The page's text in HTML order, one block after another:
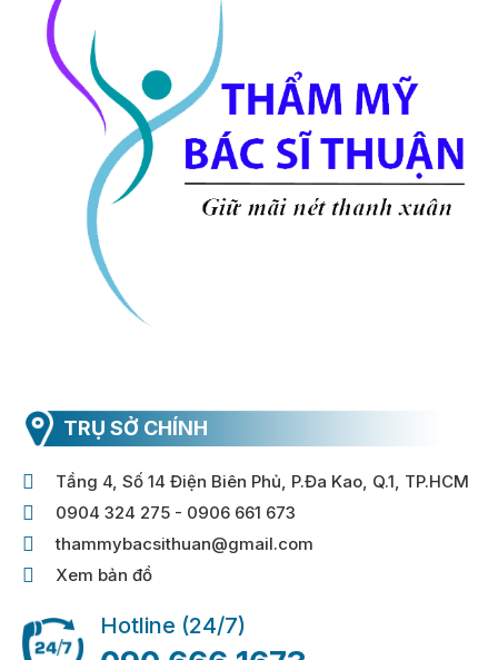
TRỤ SỞ CHÍNH
Tầng 4, Số 14 Điện Biên Phủ, P.Đa Kao, Q.1, TP.HCM
0904 324 275 - 0906 661 673
thammybacsithuan@gmail.com
Xem bản đồ
Hotline (24/7)